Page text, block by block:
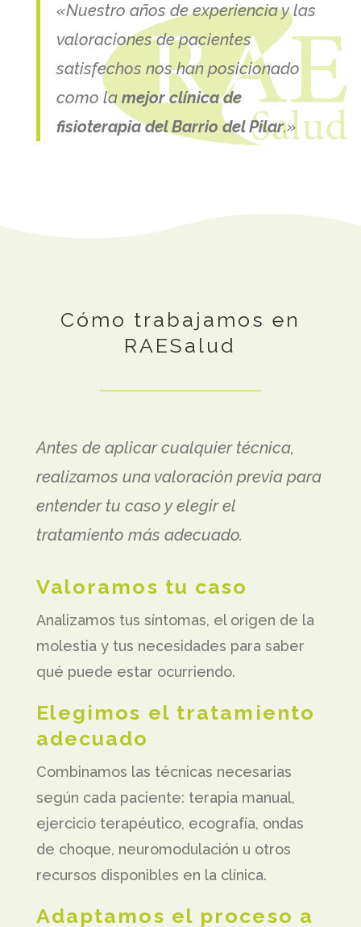
«Nuestro años de experiencia y las
valoraciones de pacientes
satisfechos nos han posicionado
como la mejor clínica de
fisioterapia del Barrio del Pilar.»
Cómo trabajamos en
RAESalud
Antes de aplicar cualquier técnica,
realizamos una valoración previa para
entender tu caso y elegir el
tratamiento más adecuado.
Valoramos tu caso
Analizamos tus síntomas, el origen de la
molestia y tus necesidades para saber
qué puede estar ocurriendo.
Elegimos el tratamiento
adecuado
Combinamos las técnicas necesarias
según cada paciente: terapia manual,
ejercicio terapéutico, ecografía, ondas
de choque, neuromodulación u otros
recursos disponibles en la clínica.
Adaptamos el proceso a